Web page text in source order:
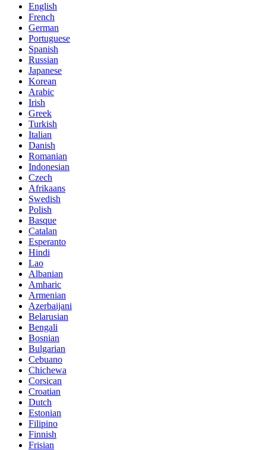
English
French
German
Portuguese
Spanish
Russian
Japanese
Korean
Arabic
Irish
Greek
Turkish
Italian
Danish
Romanian
Indonesian
Czech
Afrikaans
Swedish
Polish
Basque
Catalan
Esperanto
Hindi
Lao
Albanian
Amharic
Armenian
Azerbaijani
Belarusian
Bengali
Bosnian
Bulgarian
Cebuano
Chichewa
Corsican
Croatian
Dutch
Estonian
Filipino
Finnish
Frisian